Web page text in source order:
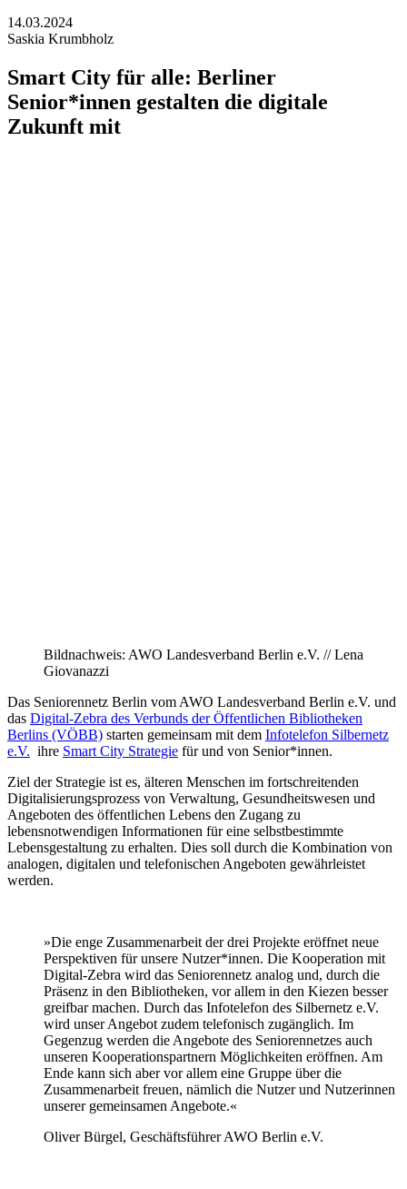
14.03.2024
Saskia Krumbholz
Smart City für alle: Berliner
Senior*innen gestalten die digitale
Zukunft mit
Bildnachweis: AWO Landesverband Berlin e.V. // Lena
Giovanazzi
Das Seniorennetz Berlin vom AWO Landesverband Berlin e.V. und
das Digital-Zebra des Verbunds der Öffentlichen Bibliotheken
Berlins (VÖBB) starten gemeinsam mit dem Infotelefon Silbernetz
e.V. ihre Smart City Strategie für und von Senior*innen.
Ziel der Strategie ist es, älteren Menschen im fortschreitenden
Digitalisierungsprozess von Verwaltung, Gesundheitswesen und
Angeboten des öffentlichen Lebens den Zugang zu
lebensnotwendigen Informationen für eine selbstbestimmte
Lebensgestaltung zu erhalten. Dies soll durch die Kombination von
analogen, digitalen und telefonischen Angeboten gewährleistet
werden.
»Die enge Zusammenarbeit der drei Projekte eröffnet neue
Perspektiven für unsere Nutzer*innen. Die Kooperation mit
Digital-Zebra wird das Seniorennetz analog und, durch die
Präsenz in den Bibliotheken, vor allem in den Kiezen besser
greifbar machen. Durch das Infotelefon des Silbernetz e.V.
wird unser Angebot zudem telefonisch zugänglich. Im
Gegenzug werden die Angebote des Seniorennetzes auch
unseren Kooperationspartnern Möglichkeiten eröffnen. Am
Ende kann sich aber vor allem eine Gruppe über die
Zusammenarbeit freuen, nämlich die Nutzer und Nutzerinnen
unserer gemeinsamen Angebote.«
Oliver Bürgel, Geschäftsführer AWO Berlin e.V.